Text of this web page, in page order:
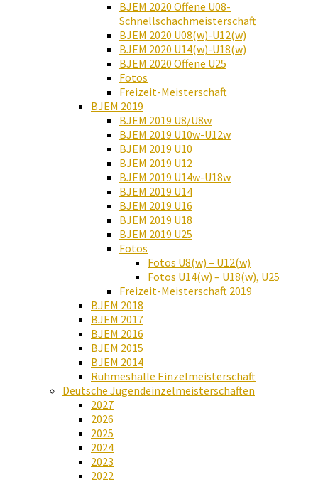
BJEM 2020 Offene U08-
Schnellschachmeisterschaft
BJEM 2020 U08(w)-U12(w)
BJEM 2020 U14(w)-U18(w)
BJEM 2020 Offene U25
Fotos
Freizeit-Meisterschaft
BJEM 2019
BJEM 2019 U8/U8w
BJEM 2019 U10w-U12w
BJEM 2019 U10
BJEM 2019 U12
BJEM 2019 U14w-U18w
BJEM 2019 U14
BJEM 2019 U16
BJEM 2019 U18
BJEM 2019 U25
Fotos
Fotos U8(w) – U12(w)
Fotos U14(w) – U18(w), U25
Freizeit-Meisterschaft 2019
BJEM 2018
BJEM 2017
BJEM 2016
BJEM 2015
BJEM 2014
Ruhmeshalle Einzelmeisterschaft
Deutsche Jugendeinzelmeisterschaften
2027
2026
2025
2024
2023
2022